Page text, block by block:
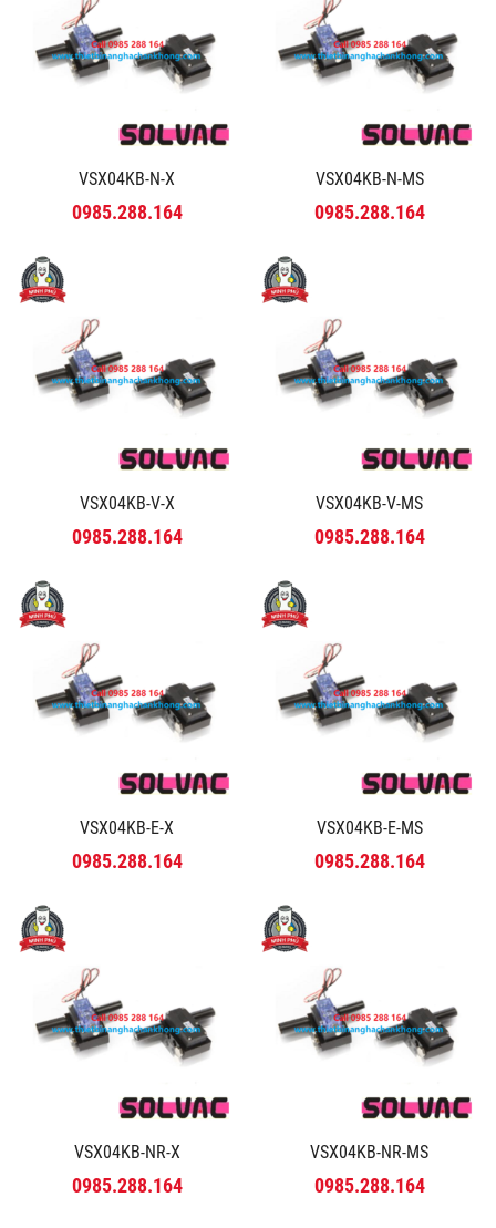
VSX04KB-N-X
0985.288.164
VSX04KB-N-MS
0985.288.164
VSX04KB-V-X
0985.288.164
VSX04KB-V-MS
0985.288.164
VSX04KB-E-X
0985.288.164
VSX04KB-E-MS
0985.288.164
VSX04KB-NR-X
0985.288.164
VSX04KB-NR-MS
0985.288.164